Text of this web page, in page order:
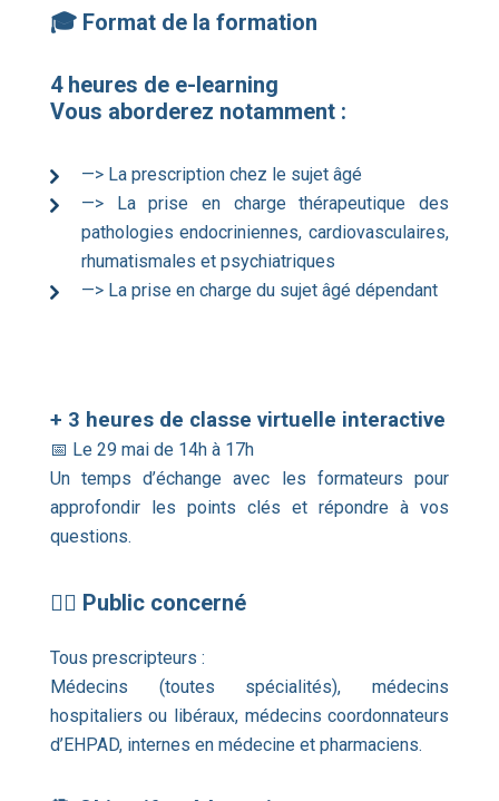
🎓 Format de la formation
4 heures de e-learning
Vous aborderez notamment :
—> La prescription chez le sujet âgé
—> La prise en charge thérapeutique des
pathologies endocriniennes, cardiovasculaires,
rhumatismales et psychiatriques
—> La prise en charge du sujet âgé dépendant
+ 3 heures de classe virtuelle interactive
📅 Le 29 mai de 14h à 17h
Un temps d’échange avec les formateurs pour
approfondir les points clés et répondre à vos
questions.
👩‍⚕️ Public concerné
Tous prescripteurs :
Médecins (toutes spécialités), médecins
hospitaliers ou libéraux, médecins coordonnateurs
d’EHPAD, internes en médecine et pharmaciens.